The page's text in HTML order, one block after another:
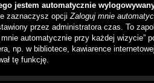
jestem automatycznie
zaznaczysz opcjiZaloguj mnie
przez administratora czas. To
mnie automatycznie przy każdej wizycie”
np. w bibliotece, kawiarence
tę funkcję.